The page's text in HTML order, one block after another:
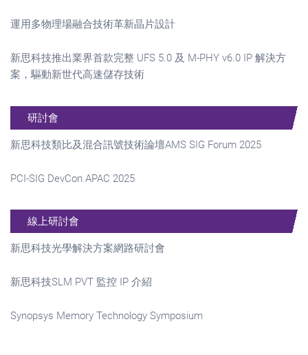
運用多物理場融合技術革新晶片設計
新思科技推出業界首款完整 UFS 5.0 及 M-PHY v6.0 IP 解決方
案，驅動新世代高速儲存技術
研討會
新思科技類比及混合訊號技術論壇AMS SIG Forum 2025
PCI-SIG DevCon APAC 2025
線上研討會
新思科技光學解決方案網路研討會
新思科技SLM PVT 監控 IP 介紹
Synopsys Memory Technology Symposium